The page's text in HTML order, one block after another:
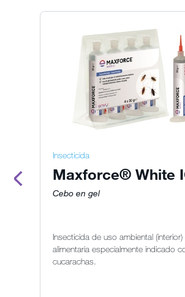
Insecticida
Maxforce® White
Cebo en gel
Insecticida de uso ambiental (interior)
alimentaria especialmente indicado
cucarachas.